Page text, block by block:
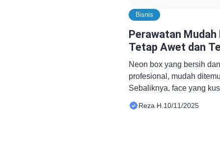
Bisnis
Perawatan
Tetap Awet dan
Neon box yang bersih
profesional, mudah
Sebaliknya, face yang
titik gelap bisa
baiknya, perawatan
Reza H.10/11/2025